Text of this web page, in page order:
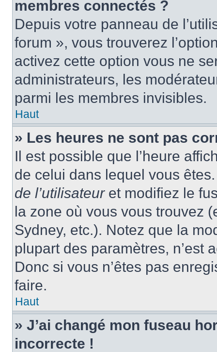
membres connectés ?
Depuis votre panneau de
forum », vous trouverez
activez cette option vous ne
administrateurs, les
parmi les membres invisibles.
Haut
» Les heures ne sont pas
Il est possible que l’heure
de celui dans lequel vous
de l’utilisateuret modifiez le
la zone où vous vous trouvez
Sydney, etc.). Notez que la
plupart des paramètres, n’est
Donc si vous n’êtes pas
faire.
Haut
» J’ai changé mon fuseau
incorrecte !